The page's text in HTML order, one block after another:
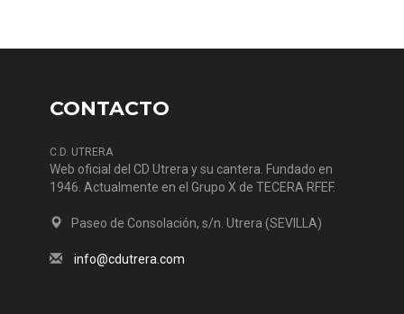
CONTACTO
C.D. UTRERA
Web oficial del CD Utrera y su cantera. Fundado en
1946. Actualmente en el Grupo X de TECERA RFEF.
Paseo de Consolación, s/n. Utrera (SEVILLA)
info@cdutrera.com